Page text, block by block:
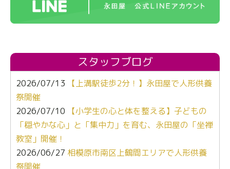
スタッフブログ
2026/07/13
【上溝駅徒歩2分！】永田屋で人形供養
祭開催
2026/07/10
【小学生の心と体を整える】子どもの
「穏やかな心」と「集中力」を育む、永田屋の「坐禅
教室」開催！
2026/06/27 相模原市南区上鶴間エリアで人形供養
祭開催